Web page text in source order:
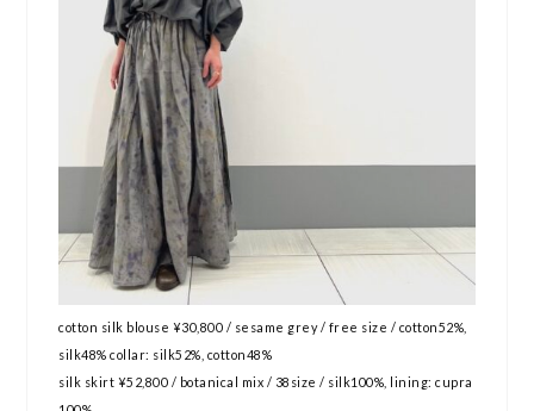
cotton silk blouse ¥30,800 / sesame grey / free size / cotton52%,
silk48% collar: silk52%, cotton48%
silk skirt ¥52,800 / botanical mix / 38size / silk100%, lining: cupra